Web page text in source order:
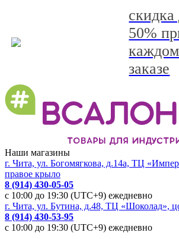
скидка
50%
каждом
заказе
Наши магазины
г. Чита, ул. Богомягкова, д.14а, ТЦ
правое крыло
8 (914) 430-05-05
с 10:00 до 19:30 (UTC+9) ежедневно
г. Чита, ул. Бутина, д.48, ТЦ «Шоколад»,
8 (914) 430-53-95
с 10:00 до 19:30 (UTC+9) ежедневно